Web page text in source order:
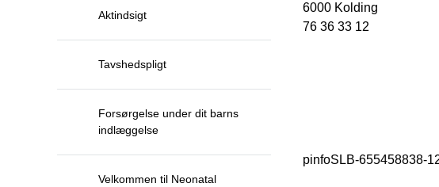
Aktindsigt
Tavshedspligt
Forsørgelse under dit barns
indlæggelse
Velkommen til Neonatal
6000 Kolding
76 36 33 12
pinfoSLB-655458838-